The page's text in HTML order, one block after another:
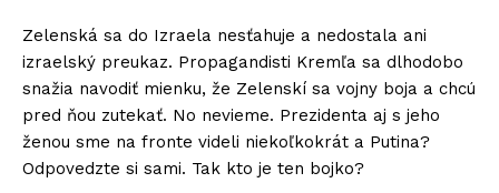
Zelenská sa do Izraela nesťahuje a nedostala ani
izraelský preukaz. Propagandisti Kremľa sa dlhodobo
snažia navodiť mienku, že Zelenskí sa vojny boja a chcú
pred ňou zutekať. No nevieme. Prezidenta aj s jeho
ženou sme na fronte videli niekoľkokrát a Putina?
Odpovedzte si sami. Tak kto je ten bojko?